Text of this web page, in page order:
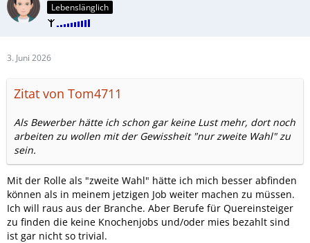
Lebenslänglich
3. Juni 2026
Zitat von Tom4711
Als Bewerber hätte ich schon gar keine Lust mehr, dort noch
arbeiten zu wollen mit der Gewissheit "nur zweite Wahl" zu
sein.
Mit der Rolle als "zweite Wahl" hätte ich mich besser abfinden
können als in meinem jetzigen Job weiter machen zu müssen.
Ich will raus aus der Branche. Aber Berufe für Quereinsteiger
zu finden die keine Knochenjobs und/oder mies bezahlt sind
ist gar nicht so trivial.